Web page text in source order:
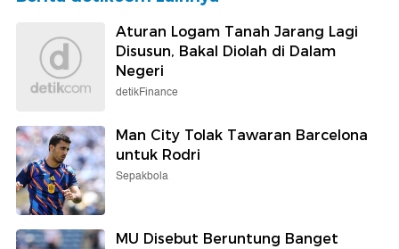
Aturan Logam Tanah Jarang Lagi
Disusun, Bakal Diolah di Dalam
Negeri
detikFinance
Man City Tolak Tawaran Barcelona
untuk Rodri
Sepakbola
MU Disebut Beruntung Banget